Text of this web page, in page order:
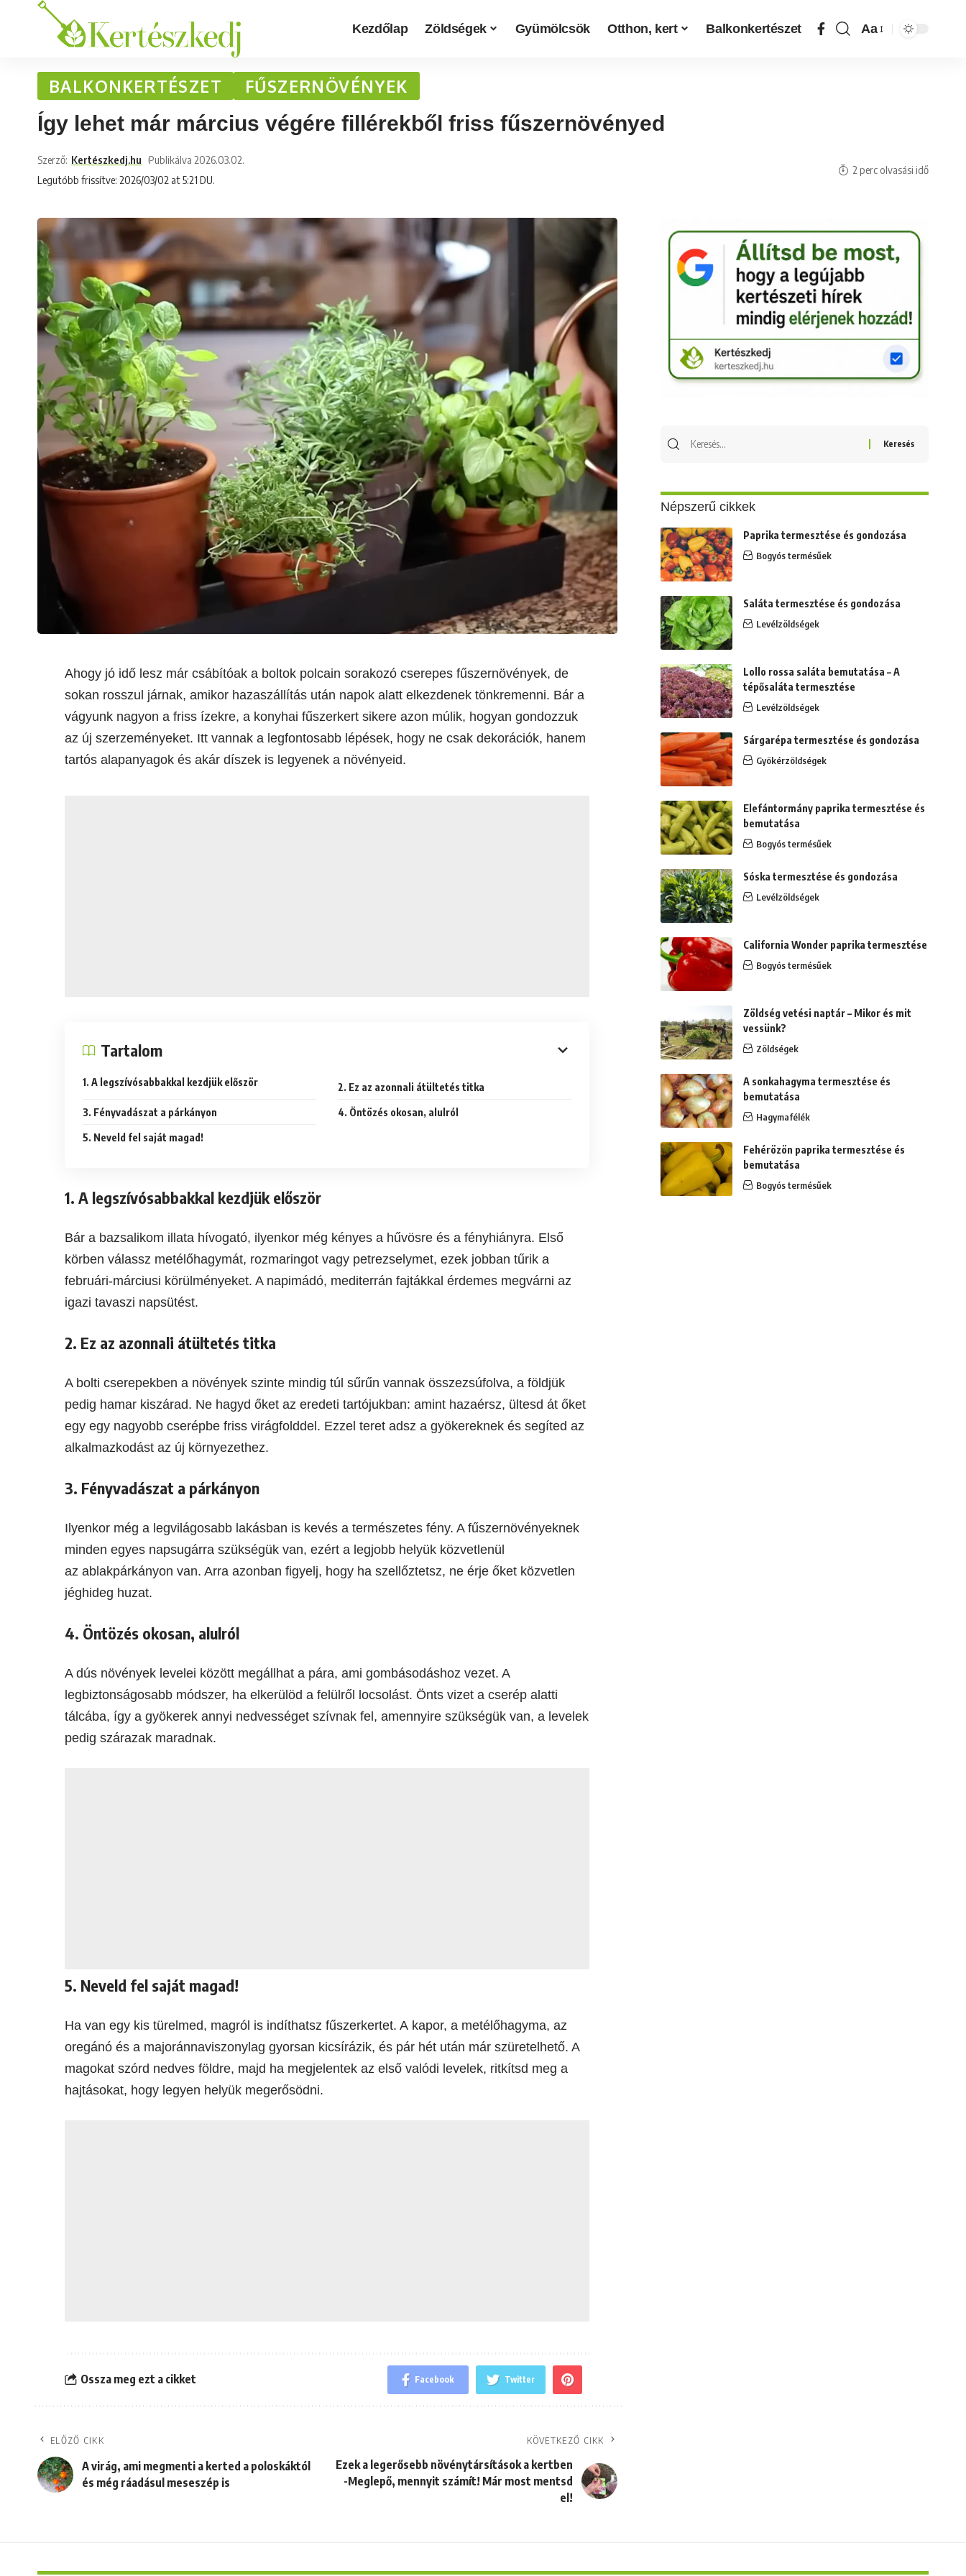
Kezdőlap Zöldségek Gyümölcsök Otthon, kert Balkonkertészet Aa
BALKONKERTÉSZET FŰSZERNÖVÉNYEK
Így lehet már március végére fillérekből friss fűszernövényed
Legutóbb frissítve: 2026/03/02 at 5:21 DU.
Szerző: Kertészkedj.hu Publikálva 2026.03.02.
2 perc olvasási idő
Ahogy jó idő lesz már csábítóak a boltok polcain sorakozó cserepes fűszernövények, de
sokan rosszul járnak, amikor hazaszállítás után napok alatt elkezdenek tönkremenni. Bár a
vágyunk nagyon a friss ízekre, a konyhai fűszerkert sikere azon múlik, hogyan gondozzuk
az új szerzeményeket. Itt vannak a legfontosabb lépések, hogy ne csak dekorációk, hanem
tartós alapanyagok és akár díszek is legyenek a növényeid.
Tartalom
1. A legszívósabbakkal kezdjük először 2. Ez az azonnali átültetés titka
3. Fényvadászat a párkányon 4. Öntözés okosan, alulról
5. Neveld fel saját magad!
1. A legszívósabbakkal kezdjük először
Bár a bazsalikom illata hívogató, ilyenkor még kényes a hűvösre és a fényhiányra. Első
körben válassz metélőhagymát, rozmaringot vagy petrezselymet, ezek jobban tűrik a
februári-márciusi körülményeket. A napimádó, mediterrán fajtákkal érdemes megvárni az
igazi tavaszi napsütést.
2. Ez az azonnali átültetés titka
A bolti cserepekben a növények szinte mindig túl sűrűn vannak összezsúfolva, a földjük
pedig hamar kiszárad. Ne hagyd őket az eredeti tartójukban: amint hazaérsz, ültesd át őket
egy egy nagyobb cserépbe friss virágfolddel. Ezzel teret adsz a gyökereknek és segíted az
alkalmazkodást az új környezethez.
3. Fényvadászat a párkányon
Ilyenkor még a legvilágosabb lakásban is kevés a természetes fény. A fűszernövényeknek
minden egyes napsugárra szükségük van, ezért a legjobb helyük közvetlenül
az ablakpárkányon van. Arra azonban figyelj, hogy ha szellőztetsz, ne érje őket közvetlen
jéghideg huzat.
4. Öntözés okosan, alulról
A dús növények levelei között megállhat a pára, ami gombásodáshoz vezet. A
legbiztonságosabb módszer, ha elkerülöd a felülről locsolást. Önts vizet a cserép alatti
tálcába, így a gyökerek annyi nedvességet szívnak fel, amennyire szükségük van, a levelek
pedig szárazak maradnak.
5. Neveld fel saját magad!
Ha van egy kis türelmed, magról is indíthatsz fűszerkertet. A kapor, a metélőhagyma, az
oregánó és a majoránnaviszonylag gyorsan kicsírázik, és pár hét után már szüretelhető. A
magokat szórd nedves földre, majd ha megjelentek az első valódi levelek, ritkítsd meg a
hajtásokat, hogy legyen helyük megerősödni.
Ossza meg ezt a cikket Facebook Twitter
ELŐZŐ CIKK
A virág, ami megmenti a kerted a poloskáktól
és még ráadásul meseszép is
KÖVETKEZŐ CIKK
Ezek a legerősebb növénytársítások a kertben
-Meglepő, mennyit számít! Már most mentsd
el!
Népszerű cikkek
Paprika termesztése és gondozása
Bogyós termésűek
Saláta termesztése és gondozása
Levélzöldségek
Lollo rossa saláta bemutatása – A
tépősaláta termesztése
Levélzöldségek
Sárgarépa termesztése és gondozása
Gyökérzöldségek
Elefántormány paprika termesztése és
bemutatása
Bogyós termésűek
Sóska termesztése és gondozása
Levélzöldségek
California Wonder paprika termesztése
Bogyós termésűek
Zöldség vetési naptár – Mikor és mit
vessünk?
Zöldségek
A sonkahagyma termesztése és
bemutatása
Hagymafélék
Fehérözön paprika termesztése és
bemutatása
Bogyós termésűek